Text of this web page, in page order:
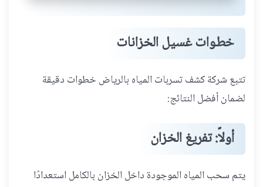
خطوات غسيل الخزانات
تتبع شركة كشف تسربات المياه بالرياض خطوات دقيقة
لضمان أفضل النتائج:
أولاً: تفريغ الخزان
يتم سحب المياه الموجودة داخل الخزان بالكامل استعدادًا